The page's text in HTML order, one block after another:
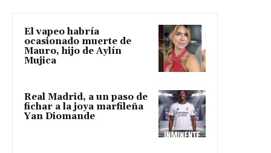
El vapeo habría
ocasionado muerte de
Mauro, hijo de Aylín
Mujica
Real Madrid, a un paso de
fichar a la joya marfileña
Yan Diomande